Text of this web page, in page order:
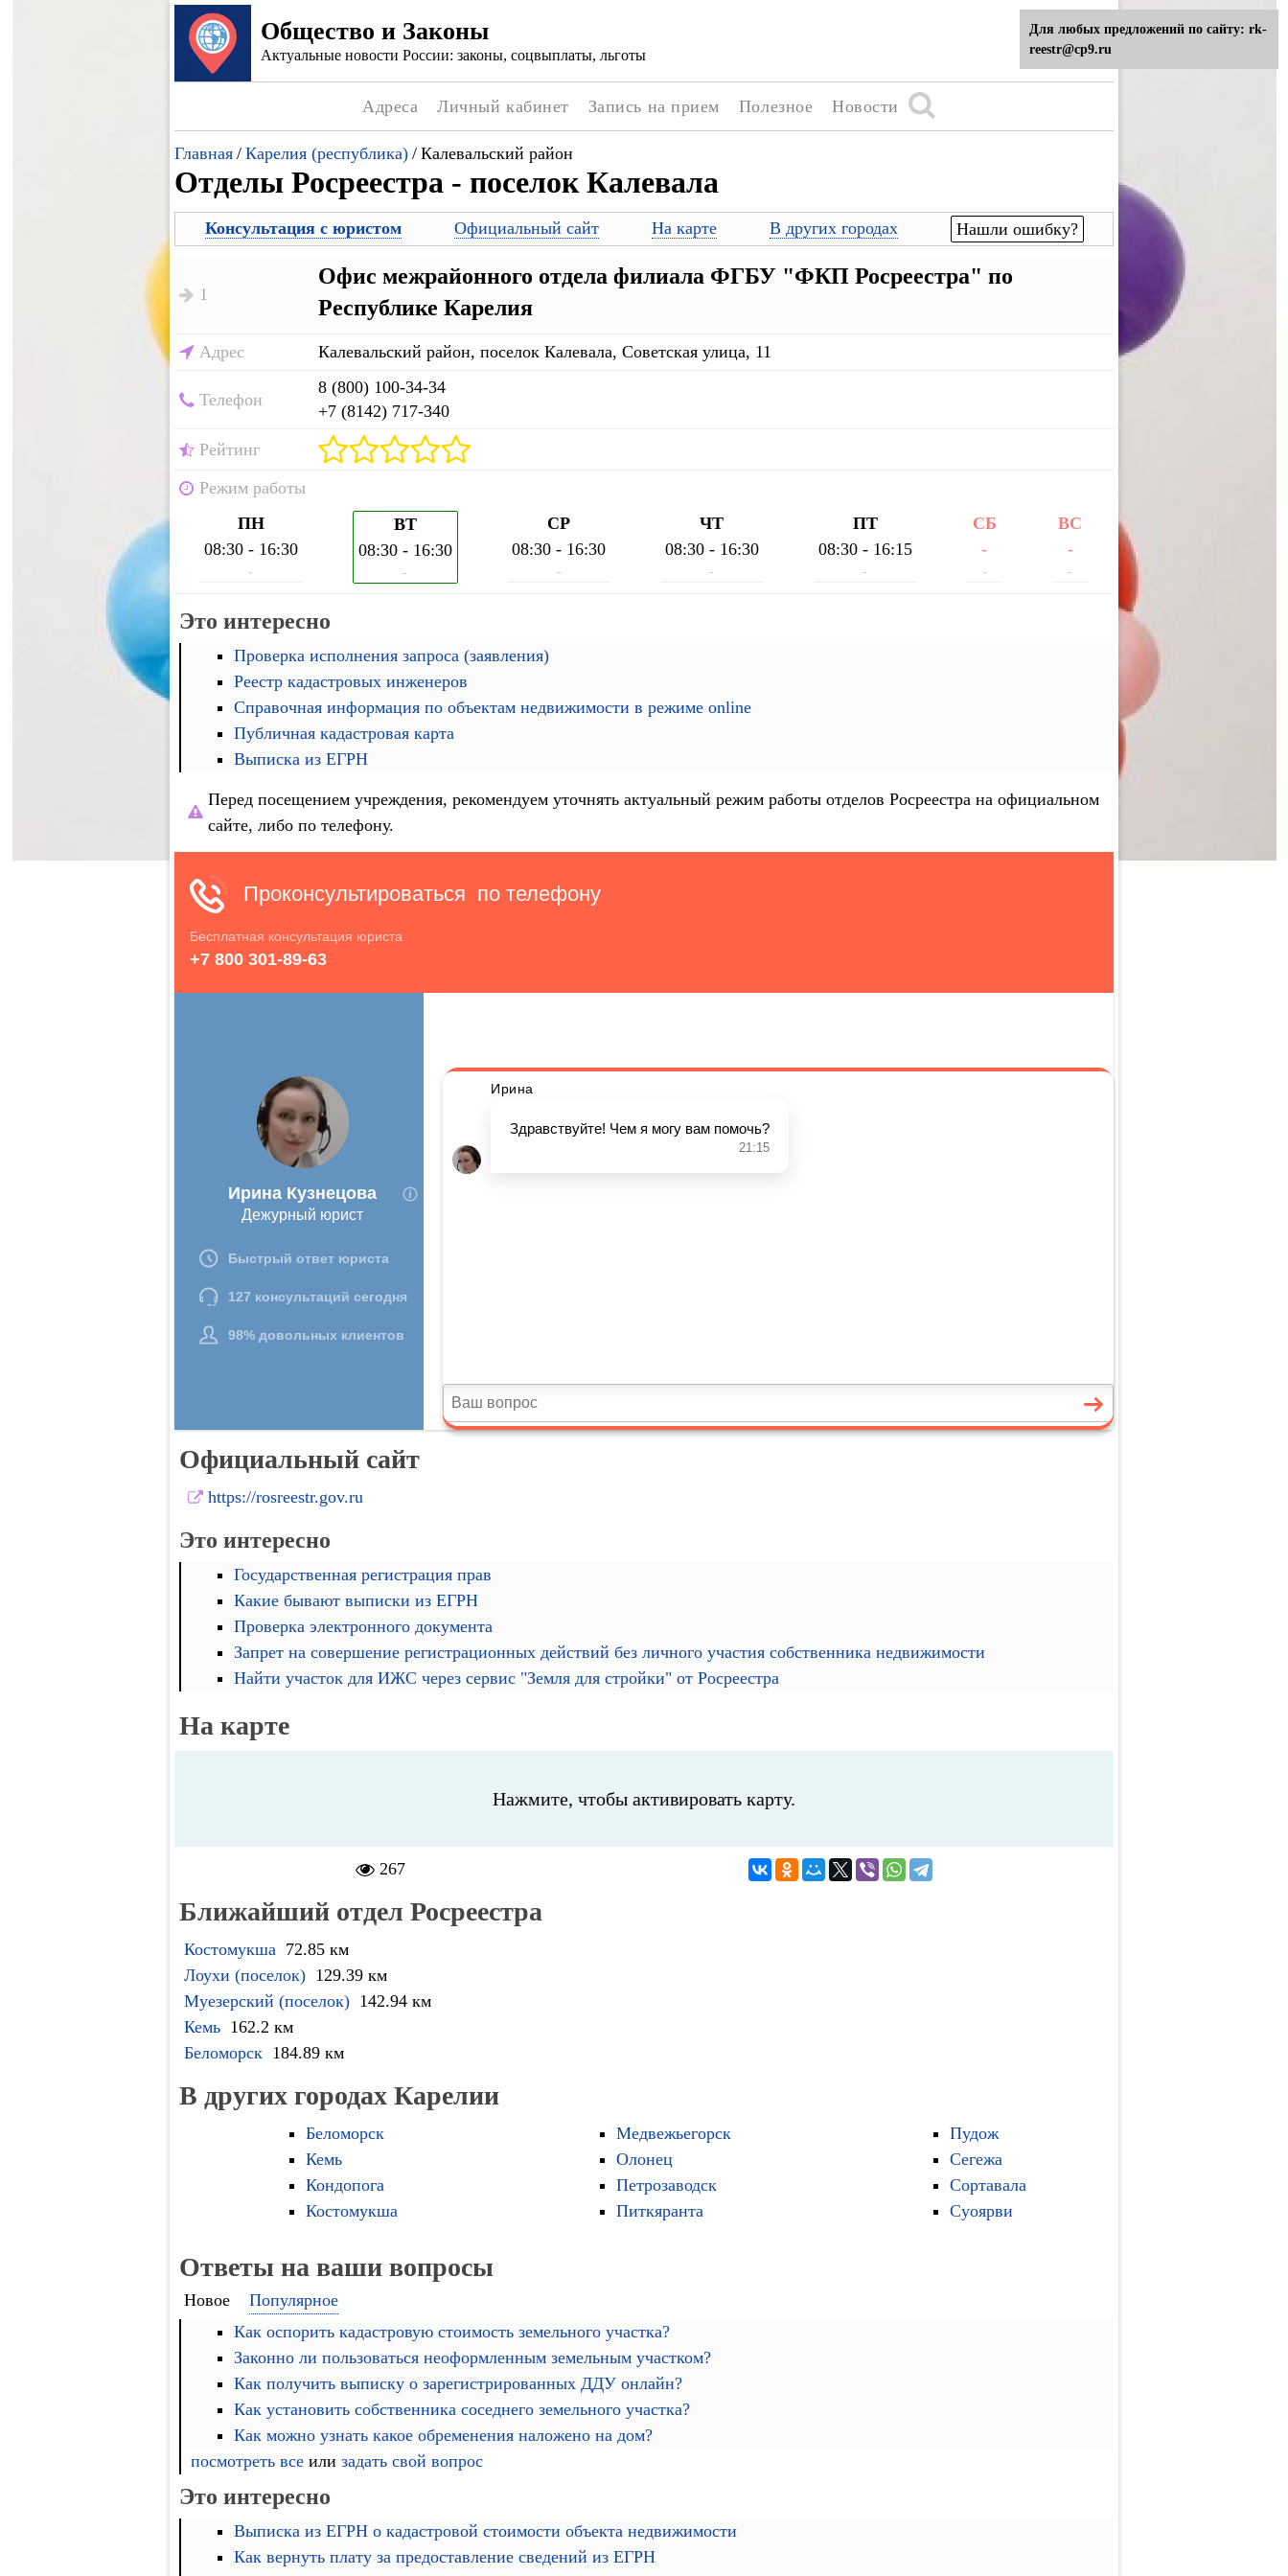
Общество и Законы
Актуальные новости России: законы, соцвыплаты, льготы
Адреса Личный кабинет Запись на прием Полезное Новости
Главная / Карелия (республика) / Калевальский район
Отделы Росреестра - поселок Калевала
Консультация с юристом Официальный сайт На карте В других городах Нашли ошибку?
1
Офис межрайонного отдела филиала ФГБУ "ФКП Росреестра" по
Республике Карелия
Адрес Калевальский район, поселок Калевала, Советская улица, 11
Телефон
8 (800) 100-34-34
+7 (8142) 717-340
Рейтинг
Режим работы
ПН
08:30 - 16:30
-
ВТ
08:30 - 16:30
-
СР
08:30 - 16:30
-
ЧТ
08:30 - 16:30
-
ПТ
08:30 - 16:15
-
СБ
-
-
ВС
-
-
Это интересно
Проверка исполнения запроса (заявления)
Реестр кадастровых инженеров
Справочная информация по объектам недвижимости в режиме online
Публичная кадастровая карта
Выписка из ЕГРН
Перед посещением учреждения, рекомендуем уточнять актуальный режим работы отделов Росреестра на официальном
сайте, либо по телефону.
Официальный сайт
https://rosreestr.gov.ru
Это интересно
Государственная регистрация прав
Какие бывают выписки из ЕГРН
Проверка электронного документа
Запрет на совершение регистрационных действий без личного участия собственника недвижимости
Найти участок для ИЖС через сервис "Земля для стройки" от Росреестра
На карте
Нажмите, чтобы активировать карту.
267
Ближайший отдел Росреестра
Костомукша 72.85 км
Лоухи (поселок) 129.39 км
Муезерский (поселок) 142.94 км
Кемь 162.2 км
Беломорск 184.89 км
В других городах Карелии
Беломорск
Кемь
Кондопога
Костомукша
Медвежьегорск
Олонец
Петрозаводск
Питкяранта
Пудож
Сегежа
Сортавала
Суоярви
Ответы на ваши вопросы
Новое
Популярное
Как оспорить кадастровую стоимость земельного участка?
Законно ли пользоваться неоформленным земельным участком?
Как получить выписку о зарегистрированных ДДУ онлайн?
Как установить собственника соседнего земельного участка?
Как можно узнать какое обременения наложено на дом?
посмотреть все или задать свой вопрос
Это интересно
Выписка из ЕГРН о кадастровой стоимости объекта недвижимости
Как вернуть плату за предоставление сведений из ЕГРН
Для любых предложений по сайту: rk-
reestr@cp9.ru